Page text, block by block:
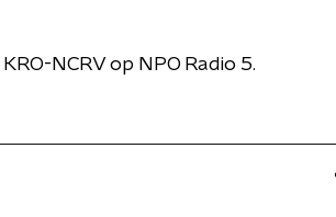
NCRV op NPO Radio 5.